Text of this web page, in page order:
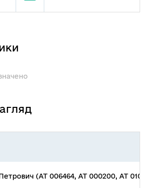
(АТ 006464, АТ 000200, АТ